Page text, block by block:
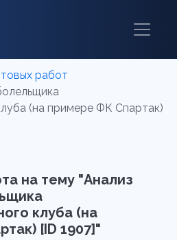
работ
(на примере ФК Спартак)
на тему "Анализ
клуба (на
[ID 1907]"